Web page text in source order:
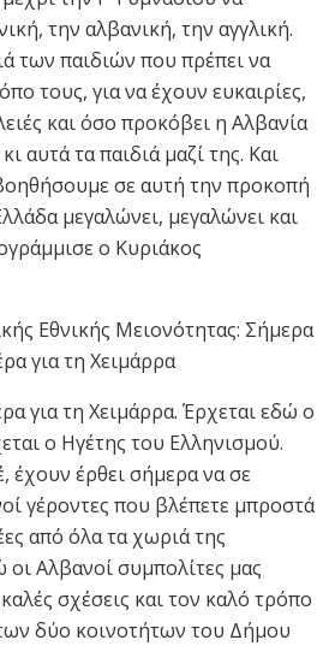
την αλβανική, την αγγλική.
των παιδιών που πρέπει να
τους, για να έχουν ευκαιρίες,
και όσο προκόβει η Αλβανία
αυτά τα παιδιά μαζί της. Και
σε αυτή την προκοπή
μεγαλώνει, μεγαλώνει και
ο Κυριάκος
Εθνικής Μειονότητας: Σήμερα
για τη Χειμάρρα
για τη Χειμάρρα. Έρχεται εδώ ο
ο Ηγέτης του Ελληνισμού.
έρθει σήμερα να σε
γέροντες που βλέπετε μπροστά
από όλα τα χωριά της
οι Αλβανοί συμπολίτες μας
σχέσεις και τον καλό τρόπο
δύο κοινοτήτων του Δήμου